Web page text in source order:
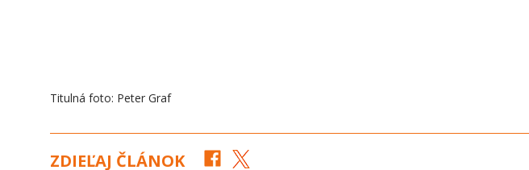
Titulná foto: Peter Graf
ZDIEĽAJ ČLÁNOK